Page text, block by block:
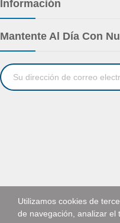
Información
Mantente Al Día Con
Utilizamos cookies de
de navegación, analizar el